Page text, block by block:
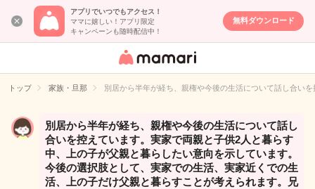
アプリでいつでもアクセス！
ママに嬉しい！アプリ限定
キャンペーンも随時配信中！
無料ダウンロード
女性専用匿名QA
イト
トップ 家族・旦那 別居から半年が経ち、親権や今後の生活について話し合い
別居から半年が経ち、親権や今後の生活について話し
合いを控えています。実家で両親と子供2人と暮らす
中、上の子が父親と暮らしたい意向を示しています。
今後の選択肢として、実家での生活、実家近くでの生
活、上の子だけ父親と暮らすことが考えられます。兄